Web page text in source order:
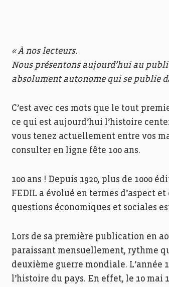
« À nos lecteurs.
Nous présentons aujourd’hui au
absolument autonome qui se publie
C’est avec ces mots que le tout
ce qui est aujourd’hui l’histoire
vous tenez actuellement entre vos
consulter en ligne fête 100 ans.
100 ans ! Depuis 1920, plus de 1000
FEDIL a évolué en termes d’aspect
questions économiques et sociales
Lors de sa première publication en
paraissant mensuellement, rythme
deuxième guerre mondiale. L’année
l’histoire du pays. En effet, le 10